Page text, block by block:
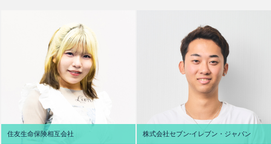
住友生命保険相互会社 株式会社セブン‐イレブン・ジャパン